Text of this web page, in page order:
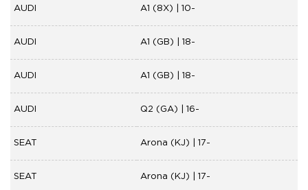
AUDI A1 (8X) | 10-
AUDI A1 (GB) | 18-
AUDI A1 (GB) | 18-
AUDI Q2 (GA) | 16-
SEAT Arona (KJ) | 17-
SEAT Arona (KJ) | 17-